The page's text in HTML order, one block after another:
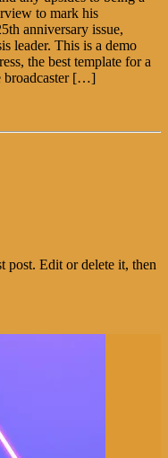
to mark his
anniversary issue,
leader. This is a demo
the best template for a
broadcaster […]
post. Edit or delete it, then